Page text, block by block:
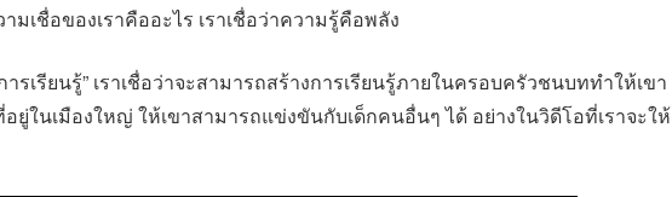
มเชื่อของเราคืออะไร เราเชื่อว่าความรู้คือพลัง
ารเรียนรู้” เราเชื่อว่าจะสามารถสร้างการเรียนรู้ภายในครอบครัวชนบททำให้เขา
อยู่ในเมืองใหญ่ ให้เขาสามารถแข่งขันกับเด็กคนอื่นๆ ได้ อย่างในวิดีโอที่เราจะให้